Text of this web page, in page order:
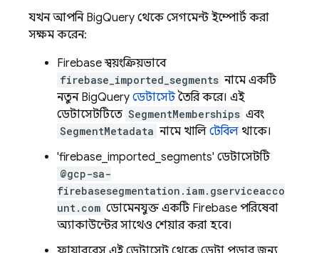
যখন আপনি BigQuery থেকে সেগমেন্ট ইম্পোর্ট করা
সক্ষম করেন:
Firebase স্বয়ংক্রিয়ভাবে
firebase_imported_segments নামে একটি
নতুন BigQuery ডেটাসেটতৈরি করে। এই
ডেটাসেটটিতে SegmentMemberships এবং
SegmentMetadata নামে খালি টেবিল থাকে।
'firebase_imported_segments' ডেটাসেটটি
@gcp-sa-
firebasesegmentation.iam.gserviceacco
unt.com ডোমেনযুক্ত একটি Firebase পরিষেবা
অ্যাকাউন্টের সাথেও শেয়ার করা হবে।